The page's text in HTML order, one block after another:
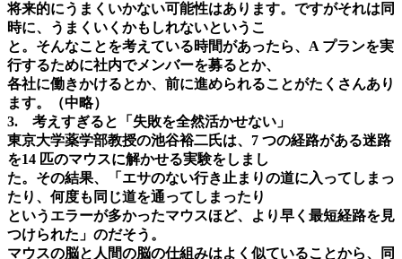
将来的にうまくいかない可能性はあります。ですがそれは同
時に、うまくいくかもしれないというこ
と。そんなことを考えている時間があったら、A プランを実
行するために社内でメンバーを募るとか、
各社に働きかけるとか、前に進められることがたくさんあり
ます。（中略）
3. 考えすぎると「失敗を全然活かせない」
東京大学薬学部教授の池谷裕二氏は、7 つの経路がある迷路
を14 匹のマウスに解かせる実験をしまし
た。その結果、「エサのない行き止まりの道に入ってしまっ
たり、何度も同じ道を通ってしまったり
というエラーが多かったマウスほど、より早く最短経路を見
つけられた」のだそう。
マウスの脳と人間の脳の仕組みはよく似ていることから、同